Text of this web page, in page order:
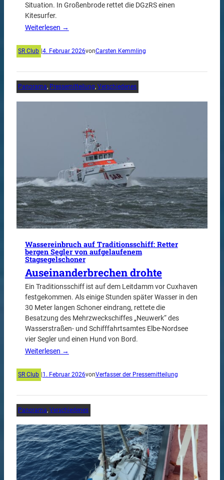
Situation. In Großenbrode rettet die DGzRS einen
Kitesurfer.
Weiterlesen →
SR Club 4. Februar 2026vonCarsten Kemmling
Panorama, Pressemitteilung, Verschiedenes
Wassereinbruch auf Traditionsschiff: Retter
bergen Segler von aufgelaufenem
Stagsegelschoner
Auseinanderbrechen drohte
Ein Traditionsschiff ist auf dem Leitdamm vor Cuxhaven
festgekommen. Als einige Stunden später Wasser in den
30 Meter langen Schoner eindrang, rettete die
Besatzung des Mehrzweckschiffes „Neuwerk“ des
Wasserstraßen- und Schifffahrtsamtes Elbe-Nordsee
vier Segler und einen Hund von Bord.
Weiterlesen →
SR Club 1. Februar 2026vonVerfasser der Pressemitteilung
Panorama, Verschiedenes